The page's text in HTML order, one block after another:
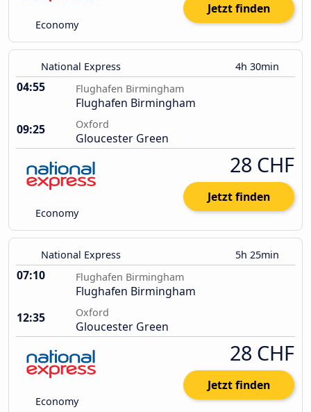
Economy
Jetzt finden
National Express 4h 30min
04:55 Flughafen Birmingham
Flughafen Birmingham
09:25
Oxford
Gloucester Green
Economy
28 CHF
Jetzt finden
National Express 5h 25min
07:10 Flughafen Birmingham
Flughafen Birmingham
12:35
Oxford
Gloucester Green
Economy
28 CHF
Jetzt finden